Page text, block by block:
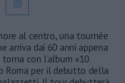
al centro, una tournée
arriva dai 60 anni appena
con l’album «10
Roma per il debutto della